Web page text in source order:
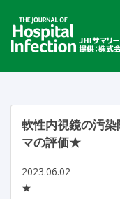
軟性内視鏡の汚
マの評価★
2023.06.02
★